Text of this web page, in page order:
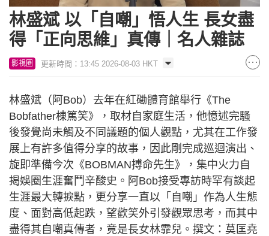
林盛斌 以「自嘲」悟人生 長女盡
得「正向思維」真傳｜名人雜誌
影視圈 更新時間：13:45 2026-08-03 HKT
林盛斌（阿Bob）去年在紅磡體育館舉行《The
Bobfather棟篤笑》，取材自家庭生活，他憶述完騷
後發覺尚未觸及不同議題的個人觀點，尤其在工作發
展上有許多值得分享的故事，因此剛完成巡迴演出、
旋即準備今次《BOBMAN搏命先生》，集中火力自
揭娛圈生涯奮鬥辛酸史。阿Bob接受專訪時罕有談起
生涯最大轉捩點，更分享一直以「自嘲」作為人生態
度、面對高低起跌，望歡笑外引發觀眾思考，而其中
盡得其自嘲真傳者，竟是長女林霏兒。撰文：莫匡堯